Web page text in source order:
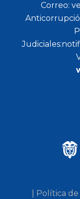
Correo:
| Política